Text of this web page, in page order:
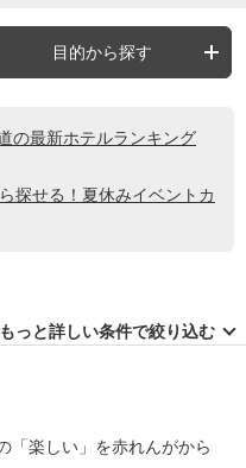
目的から探す
の最新ホテルランキング
探せる！夏休みイベントカ
もっと詳しい条件で絞り込む
「楽しい」を赤れんがから